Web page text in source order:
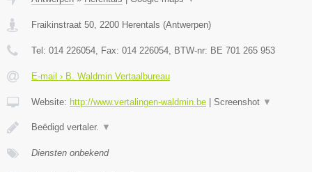
Fraikinstraat 50, 2200 Herentals (Antwerpen)
Tel: 014 226054, Fax: 014 226054, BTW-nr: BE 701 265 953
E-mail › B. Waldmin Vertaalbureau
Website: http://www.vertalingen-waldmin.be Screenshot ▼
Beëdigd vertaler. ▼
Diensten onbekend